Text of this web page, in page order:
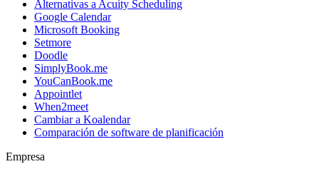
Alternativas a Acuity Scheduling
Google Calendar
Microsoft Booking
Setmore
Doodle
SimplyBook.me
YouCanBook.me
Appointlet
When2meet
Cambiar a Koalendar
Comparación de software de planificación
Empresa